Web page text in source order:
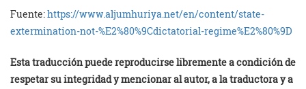
Fuente:https://www.aljumhuriya.net/en/content/state-
extermination-not-%E2%80%9Cdictatorial-regime%E2%80%9D
Esta traducción puede reproducirse libremente a condición de
respetar su integridad y mencionar al autor, a la traductora y a